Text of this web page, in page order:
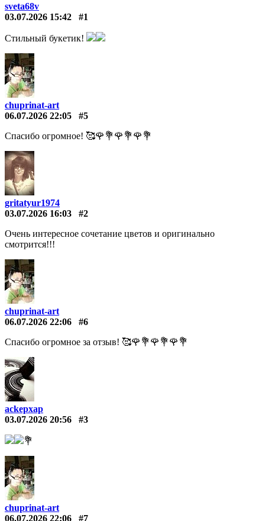
sveta68v
03.07.2026 15:42
#1
Стильный букетик!
chuprinat-art
06.07.2026 22:05
#5
Спасибо огромное! 🥰🌹💐🌹💐🌹💐
gritatyur1974
03.07.2026 16:03
#2
Очень интересное сочетание цветов и оригинально
смотрится!!!
chuprinat-art
06.07.2026 22:06
#6
Спасибо огромное за отзыв! 🥰🌹💐🌹💐🌹💐
ackepxap
03.07.2026 20:56
#3
💐
chuprinat-art
06.07.2026 22:06
#7